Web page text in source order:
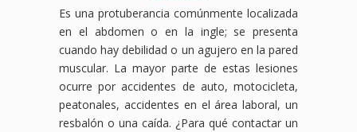
Es una protuberancia comúnmente localizada
en el abdomen o en la ingle; se presenta
cuando hay debilidad o un agujero en la pared
muscular. La mayor parte de estas lesiones
ocurre por accidentes de auto, motocicleta,
peatonales, accidentes en el área laboral, un
resbalón o una caída. ¿Para qué contactar un